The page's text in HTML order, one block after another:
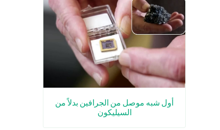
أول شبه موصل من الجرافين بدلاً من
السيليكون